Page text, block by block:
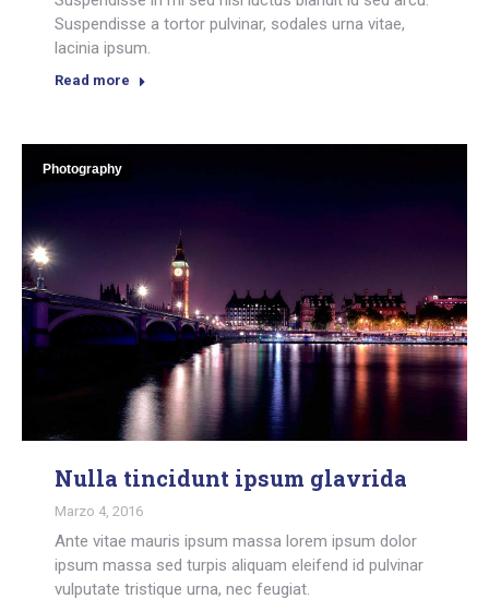
Suspendisse a tortor pulvinar, sodales urna vitae,
lacinia ipsum.
Read more
Photography
Nulla tincidunt ipsum glavrida
Marzo 4, 2016
Ante vitae mauris ipsum massa lorem ipsum dolor
ipsum massa sed turpis aliquam eleifend id pulvinar
vulputate tristique urna, nec feugiat.